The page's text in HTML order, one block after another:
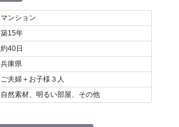
マンション
築15年
約40日
兵庫県
ご夫婦＋お子様３人
自然素材、明るい部屋、その他